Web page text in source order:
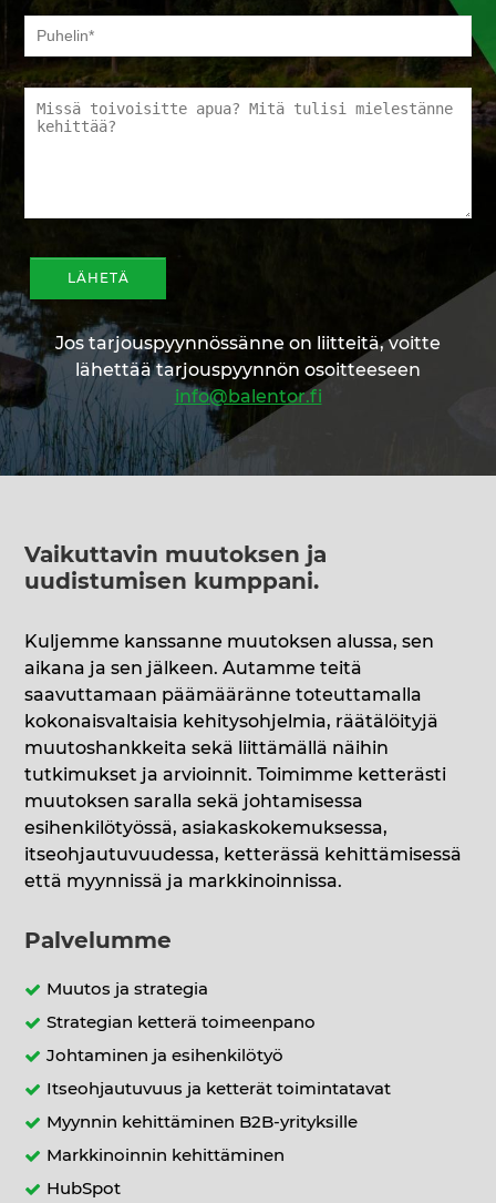
Jos tarjouspyynnössänne on liitteitä, voitte
lähettää tarjouspyynnön osoitteeseen
info@balentor.fi
Vaikuttavin muutoksen ja
uudistumisen kumppani.
Kuljemme kanssanne muutoksen alussa, sen
aikana ja sen jälkeen. Autamme teitä
saavuttamaan päämääränne toteuttamalla
kokonaisvaltaisia kehitysohjelmia, räätälöityjä
muutoshankkeita sekä liittämällä näihin
tutkimukset ja arvioinnit. Toimimme ketterästi
muutoksen saralla sekä johtamisessa
esihenkilötyössä, asiakaskokemuksessa,
itseohjautuvuudessa, ketterässä kehittämisessä
että myynnissä ja markkinoinnissa.
Palvelumme
Muutos ja strategia
Strategian ketterä toimeenpano
Johtaminen ja esihenkilötyö
Itseohjautuvuus ja ketterät toimintatavat
Myynnin kehittäminen B2B-yrityksille
Markkinoinnin kehittäminen
HubSpot